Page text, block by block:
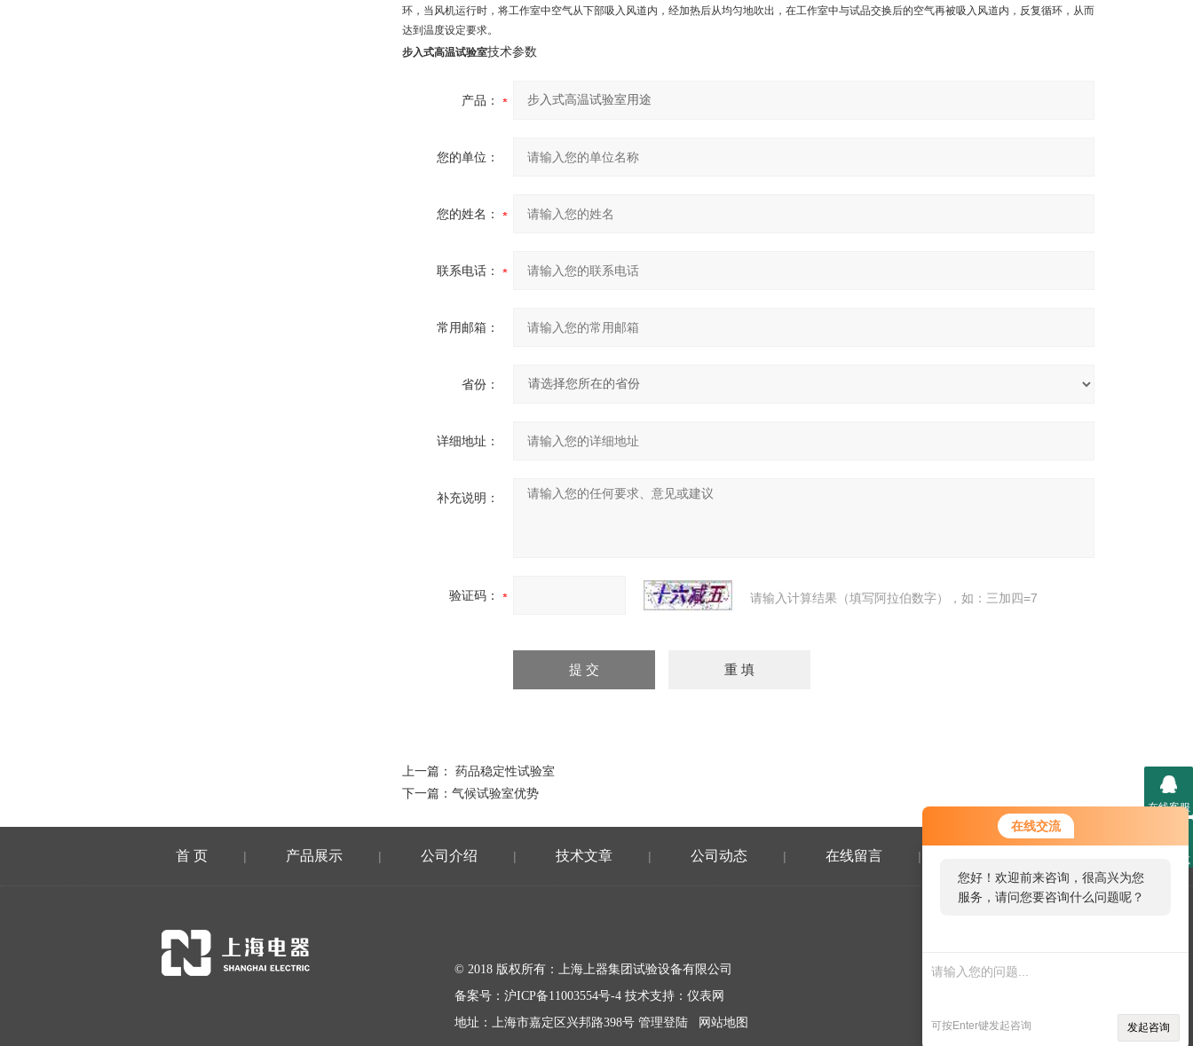
在线交流
您好！欢迎前来咨询，很高兴为您
服务，请问您要咨询什么问题呢？
您好，看您停留很久了，是否找到
了需求产品，您可以直接在线与我
可按Enter键发起咨询 发起咨询
环，当风机运行时，将工作室中空气从下部吸入风道内，经加热后从均匀地吹出，在工作室中与试品交换后的空气再被吸入风道内，反复循环，从而
达到温度设定要求。
步入式高温试验室技术参数
产品：
您的单位：
您的姓名：
联系电话：
常用邮箱：
省份：
详细地址：
补充说明：
验证码： 请输入计算结果（填写阿拉伯数字），如：三加四=7
上一篇： 药品稳定性试验室
下一篇： 气候试验室优势
首 页 | 产品展示 | 公司介绍 | 技术文章 | 公司动态 | 在线留言 |
© 2018 版权所有：上海上器集团试验设备有限公司
备案号： 沪ICP备11003554号-4 技术支持： 仪表网
地址：上海市嘉定区兴邦路398号 管理登陆 网站地图 微信二维码
在线客服
联系方式